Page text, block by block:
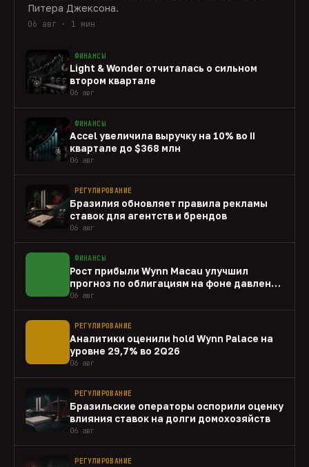
Питера Джексона.
06 авг · 1 мин
ФИНАНСЫ
Light & Wonder отчиталась о сильном
втором квартале
06 авг
ФИНАНСЫ
Accel увеличила выручку на 10% во II
квартале до $368 млн
06 авг
РЕГУЛИРОВАНИЕ
Бразилия обновляет правила рекламы
ставок для агентств и брендов
06 авг
ФИНАНСЫ
Рост прибыли Wynn Macau улучшил
прогноз по облигациям на фоне давления
capex
06 авг
РЕГУЛИРОВАНИЕ
Аналитики оценили hold Wynn Palace на
уровне 29,7% во 2Q26
06 авг
РЕГУЛИРОВАНИЕ
Бразильские операторы оспорили оценку
влияния ставок на долги домохозяйств
06 авг
РЕГУЛИРОВАНИЕ